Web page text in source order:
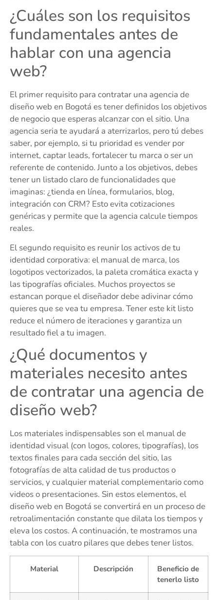
¿Cuáles son los requisitos
fundamentales antes de
hablar con una agencia
web?
El primer requisito para contratar una agencia de
diseño web en Bogotá es tener definidos los objetivos
de negocio que esperas alcanzar con el sitio. Una
agencia seria te ayudará a aterrizarlos, pero tú debes
saber, por ejemplo, si tu prioridad es vender por
internet, captar leads, fortalecer tu marca o ser un
referente de contenido. Junto a los objetivos, debes
tener un listado claro de funcionalidades que
imaginas: ¿tienda en línea, formularios, blog,
integración con CRM? Esto evita cotizaciones
genéricas y permite que la agencia calcule tiempos
reales.
El segundo requisito es reunir los activos de tu
identidad corporativa: el manual de marca, los
logotipos vectorizados, la paleta cromática exacta y
las tipografías oficiales. Muchos proyectos se
estancan porque el diseñador debe adivinar cómo
quieres que se vea tu empresa. Tener este kit listo
reduce el número de iteraciones y garantiza un
resultado fiel a tu imagen.
¿Qué documentos y
materiales necesito antes
de contratar una agencia de
diseño web?
Los materiales indispensables son el manual de
identidad visual (con logos, colores, tipografías), los
textos finales para cada sección del sitio, las
fotografías de alta calidad de tus productos o
servicios, y cualquier material complementario como
videos o presentaciones. Sin estos elementos, el
diseño web en Bogotá se convertirá en un proceso de
retroalimentación constante que dilata los tiempos y
eleva los costos. A continuación, te mostramos una
tabla con los cuatro pilares que debes tener listos.
Material Descripción
Beneficio de
tenerlo listo